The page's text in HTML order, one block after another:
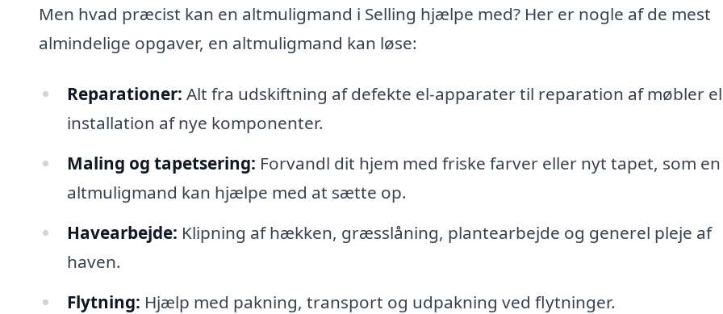
Men hvad præcist kan en altmuligmand i Selling hjælpe med? Her er nogle af de mest
almindelige opgaver, en altmuligmand kan løse:
Reparationer: Alt fra udskiftning af defekte el-apparater til reparation af møbler
installation af nye komponenter.
Maling og tapetsering: Forvandl dit hjem med friske farver eller nyt tapet, som en
altmuligmand kan hjælpe med at sætte op.
Havearbejde: Klipning af hækken, græsslåning, plantearbejde og generel pleje af
haven.
Flytning: Hjælp med pakning, transport og udpakning ved flytninger.